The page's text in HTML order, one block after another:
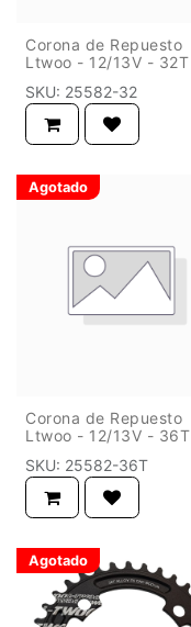
Corona de Repuesto
Ltwoo - 12/13V - 32T
SKU: 25582-32
Agotado
Corona de Repuesto
Ltwoo - 12/13V - 36T
SKU: 25582-36T
Agotado